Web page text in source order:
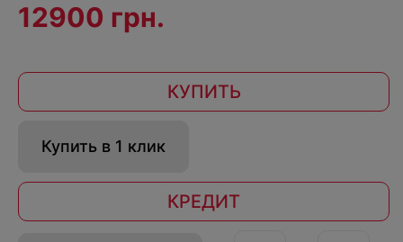
12900 грн.
КУПИТЬ
Купить в 1 клик
КРЕДИТ